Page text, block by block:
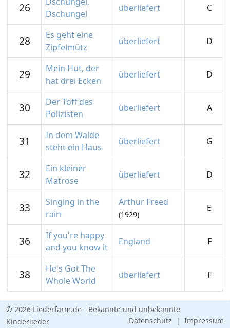
26
Dschungel
überliefert C
28
Es geht eine
Zipfelmütz
überliefert D
29
Mein Hut, der
hat drei Ecken
überliefert D
30
Der Töff des
Polizisten
überliefert A
31
In dem Walde
steht ein Haus
überliefert G
32
Ein kleiner
Matrose
überliefert D
33
Singing in the
rain
Arthur Freed
(1929)
E
36
If you're happy
and you know it
England F
38
He's Got The
Whole World
überliefert F
© 2026 Liederfarm.de - Bekannte und unbekannte
Kinderlieder
Datenschutz | Impressum